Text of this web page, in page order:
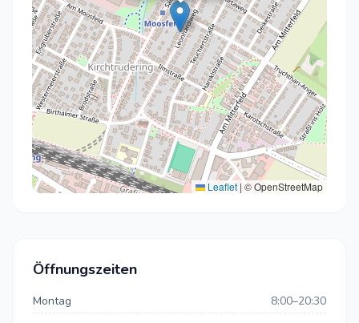
Leaflet | © OpenStreetMap
Öffnungszeiten
Montag
8:00–20:30